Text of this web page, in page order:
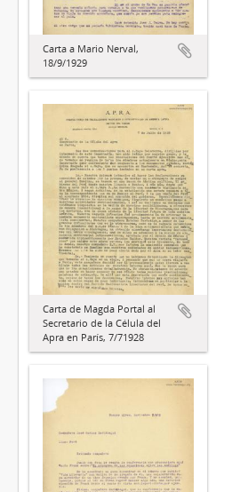
Carta a Mario Nerval,
18/9/1929
Carta de Magda Portal al
Secretario de la Célula del
Apra en París, 7/71928